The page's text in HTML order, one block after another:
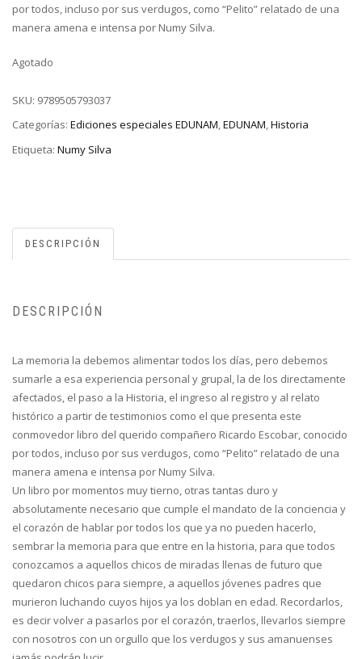
por todos, incluso por sus verdugos, como “Pelito” relatado de una
manera amena e intensa por Numy Silva.
Agotado
SKU: 9789505793037
Categorías: Ediciones especiales EDUNAM,EDUNAM,Historia
Etiqueta: Numy Silva
DESCRIPCIÓN
DESCRIPCIÓN
La memoria la debemos alimentar todos los días, pero debemos
sumarle a esa experiencia personal y grupal, la de los directamente
afectados, el paso a la Historia, el ingreso al registro y al relato
histórico a partir de testimonios como el que presenta este
conmovedor libro del querido compañero Ricardo Escobar, conocido
por todos, incluso por sus verdugos, como “Pelito” relatado de una
manera amena e intensa por Numy Silva.
Un libro por momentos muy tierno, otras tantas duro y
absolutamente necesario que cumple el mandato de la conciencia y
el corazón de hablar por todos los que ya no pueden hacerlo,
sembrar la memoria para que entre en la historia, para que todos
conozcamos a aquellos chicos de miradas llenas de futuro que
quedaron chicos para siempre, a aquellos jóvenes padres que
murieron luchando cuyos hijos ya los doblan en edad. Recordarlos,
es decir volver a pasarlos por el corazón, traerlos, llevarlos siempre
con nosotros con un orgullo que los verdugos y sus amanuenses